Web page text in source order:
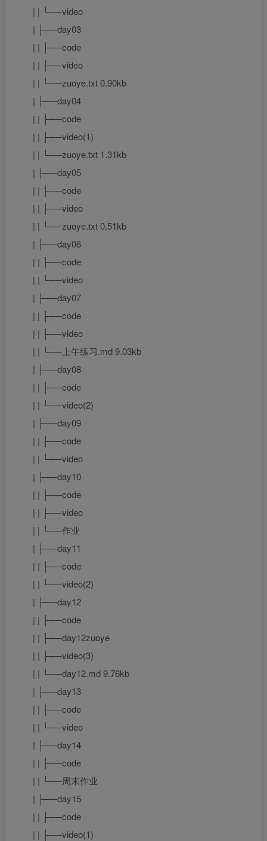
| | └──video
| ├──day03
| | ├──code
| | ├──video
| | └──zuoye.txt 0.90kb
| ├──day04
| | ├──code
| | ├──video(1)
| | └──zuoye.txt 1.31kb
| ├──day05
| | ├──code
| | ├──video
| | └──zuoye.txt 0.51kb
| ├──day06
| | ├──code
| | └──video
| ├──day07
| | ├──code
| | ├──video
| | └──上午练习.md 9.03kb
| ├──day08
| | ├──code
| | └──video(2)
| ├──day09
| | ├──code
| | └──video
| ├──day10
| | ├──code
| | ├──video
| | └──作业
| ├──day11
| | ├──code
| | └──video(2)
| ├──day12
| | ├──code
| | ├──day12zuoye
| | ├──video(3)
| | └──day12.md 9.76kb
| ├──day13
| | ├──code
| | └──video
| ├──day14
| | ├──code
| | └──周末作业
| ├──day15
| | ├──code
| | ├──video(1)